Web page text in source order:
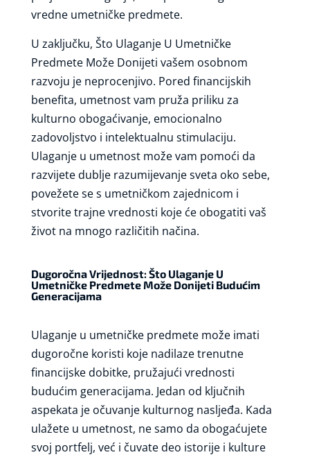
vredne umetničke predmete.
U zaključku, Što Ulaganje U Umetničke
Predmete Može Donijeti vašem osobnom
razvoju je neprocenjivo. Pored financijskih
benefita, umetnost vam pruža priliku za
kulturno obogaćivanje, emocionalno
zadovoljstvo i intelektualnu stimulaciju.
Ulaganje u umetnost može vam pomoći da
razvijete dublje razumijevanje sveta oko sebe,
povežete se s umetničkom zajednicom i
stvorite trajne vrednosti koje će obogatiti vaš
život na mnogo različitih načina.
Dugoročna Vrijednost: Što Ulaganje U
Umetničke Predmete Može Donijeti Budućim
Generacijama
Ulaganje u umetničke predmete može imati
dugoročne koristi koje nadilaze trenutne
financijske dobitke, pružajući vrednosti
budućim generacijama. Jedan od ključnih
aspekata je očuvanje kulturnog nasljeđa. Kada
ulažete u umetnost, ne samo da obogaćujete
svoj portfelj, već i čuvate deo istorije i kulture